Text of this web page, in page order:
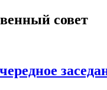
совет